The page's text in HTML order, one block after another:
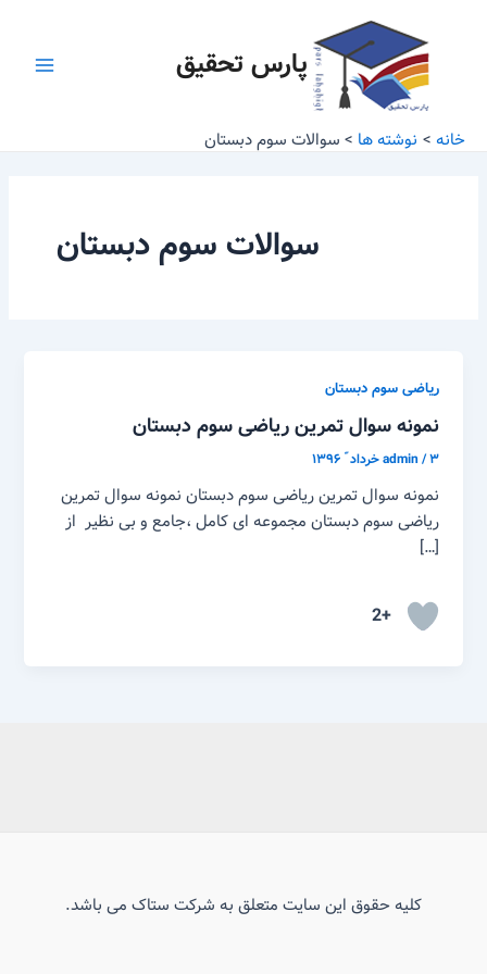
پارس تحقیق
خانه نوشته ها سوالات سوم دبستان
سوالات سوم دبستان
ریاضی سوم دبستان
نمونه سوال تمرین ریاضی سوم دبستان
admin/۳ خرداد ّ ۱۳۹۶
نمونه سوال تمرین ریاضی سوم دبستان نمونه سوال تمرین
ریاضی سوم دبستان مجموعه ای کامل ،جامع و بی نظیر از
[…]
+2
کلیه حقوق این سایت متعلق به شرکت ستاک می باشد.